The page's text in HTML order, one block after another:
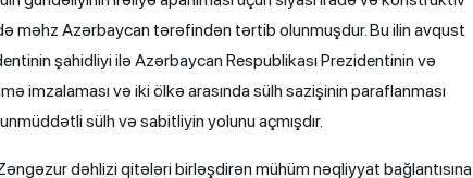
məhz Azərbaycan tərəfindən tərtib olunmuşdur. Bu ilin avqust
şahidliyi ilə Azərbaycan Respublikası Prezidentinin və
imzalaması və iki ölkə arasında sülh sazişinin paraflanması
sülh və sabitliyin yolunu açmışdır.
dəhlizi qitələri birləşdirən mühüm nəqliyyat bağlantısına